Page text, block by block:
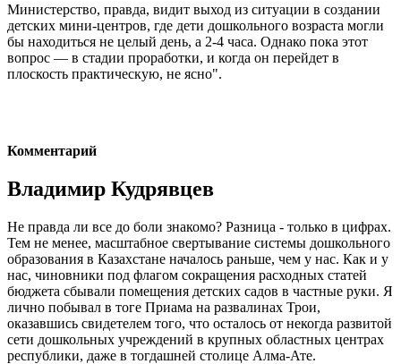
Министерство, правда, видит выход из ситуации в создании
детских мини-центров, где дети дошкольного возраста могли
бы находиться не целый день, а 2-4 часа. Однако пока этот
вопрос — в стадии проработки, и когда он перейдет в
плоскость практическую, не ясно".
Комментарий
Владимир Кудрявцев
Не правда ли все до боли знакомо? Разница - только в цифрах.
Тем не менее, масштабное свертывание системы дошкольного
образования в Казахстане началось раньше, чем у нас. Как и у
нас, чиновники под флагом сокращения расходных статей
бюджета сбывали помещения детских садов в частные руки. Я
лично побывал в тоге Приама на развалинах Трои,
оказавшись свидетелем того, что осталось от некогда развитой
сети дошкольных учреждений в крупных областных центрах
республики, даже в тогдашней столице Алма-Ате.